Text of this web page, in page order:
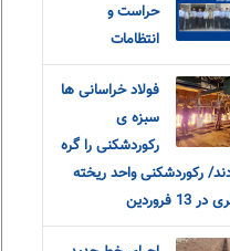
حراست و
انتظامات
فولاد خراسانی ها
سبزه ی
رکوردشکنی را گره
رکوردشکنی واحد ریخته
در 13 فروردین